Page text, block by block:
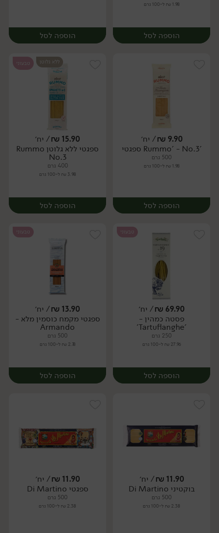
1.98 ₪ ל-100 גרם
הוספה לסל
יח׳
הוספה לסל
יח׳
9.90
₪/ יח׳
'Rummo' - No.3 ספגטי
500 גרם
1.98 ₪ ל-100 גרם
הוספה לסל
יח׳
ללא גלוטן טבעוני
15.90
₪/ יח׳
ספגטי ללא גלוטן Rummo
No.3
400 גרם
3.98 ₪ ל-100 גרם
הוספה לסל
יח׳
טבעוני
69.90
₪/ יח׳
פסטה כמהין -
'Tartuflanghe'
250 גרם
27.96 ₪ ל-100 גרם
הוספה לסל
יח׳
טבעוני
13.90
₪/ יח׳
ספגטי מקמח כוסמין מלא -
Armando
500 גרם
2.78 ₪ ל-100 גרם
הוספה לסל
יח׳
11.90
₪/ יח׳
בוקטיני Di Martino
500 גרם
2.38 ₪ ל-100 גרם
11.90
₪/ יח׳
ספגטי Di Martino
500 גרם
2.38 ₪ ל-100 גרם